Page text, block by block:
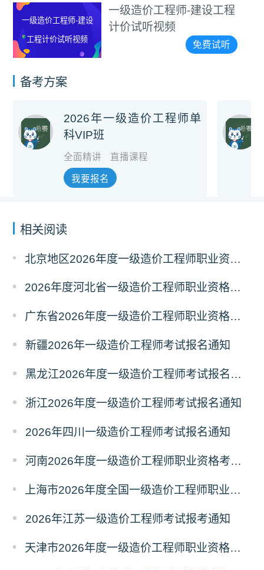
频
一级造价工程师-建设
工程计价试听视频
一级造价工程师-建设工程
计价试听视频
免费试听
备考方案
2026年一级造价工程师单
科VIP班
全面精讲 直播课程
我要报名
相关阅读
北京地区2026年度一级造价工程师职业资格考试报名通知
2026年度河北省一级造价工程师职业资格考试考务通知
广东省2026年度一级造价工程师职业资格考试报名通知
新疆2026年一级造价工程师考试报名通知
黑龙江2026年度一级造价工程师考试报名通知
浙江2026年度一级造价工程师考试报名通知
2026年四川一级造价工程师考试报名通知
河南2026年度一级造价工程师职业资格考试报名通知
上海市2026年度全国一级造价工程师职业资格考试报名通知
2026年江苏一级造价工程师考试报考通知
天津市2026年度一级造价工程师职业资格考试报名通知